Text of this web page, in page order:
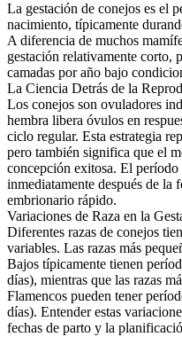
La gestación de conejos es el
nacimiento, típicamente
A diferencia de muchos
gestación relativamente corto,
camadas por año bajo
La Ciencia Detrás de la
Los conejos son ovuladores
hembra libera óvulos en
ciclo regular. Esta estrategia
pero también significa que el
concepción exitosa. El período
inmediatamente después de
embrionario rápido.
Variaciones de Raza en la
Diferentes razas de conejos
variables. Las razas más
Bajos típicamente tienen
días), mientras que las razas
Flamencos pueden tener
días). Entender estas
fechas de parto y la